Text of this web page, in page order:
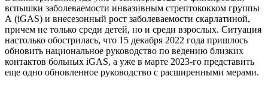
вспышки заболеваемости инвазивным стрептококком группы
А (iGAS) и внесезонный рост заболеваемости скарлатиной,
причем не только среди детей, но и среди взрослых. Ситуация
настолько обострилась, что 15 декабря 2022 года пришлось
обновить национальное руководство по ведению близких
контактов больных iGAS, а уже в марте 2023-го представить
еще одно обновленное руководство с расширенными мерами.